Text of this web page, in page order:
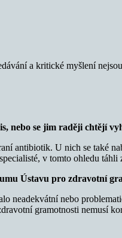
a kritické myšlení
nebo se jim raději chtějí
antibiotik. U nich se také
v tomto ohledu táhli
Ústavu pro zdravotní
neadekvátní nebo
gramotnosti nemusí